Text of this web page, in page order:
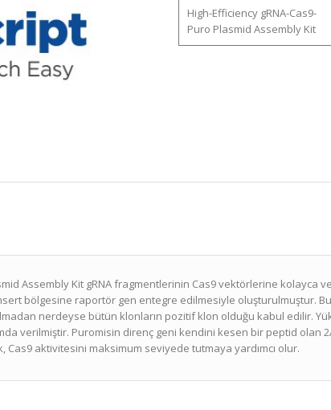
High-Efficiency gRNA-Cas9-
Puro Plasmid Assembly Kit
Assembly Kit gRNA fragmentlerinin Cas9 vektörlerine kolayca
bölgesine raportör gen entegre edilmesiyle oluşturulmuştur.
nerdeyse bütün klonların pozitif klon olduğu kabul edilir.
verilmiştir. Puromisin direnç geni kendini kesen bir peptid olan
Cas9 aktivitesini maksimum seviyede tutmaya yardımcı olur.